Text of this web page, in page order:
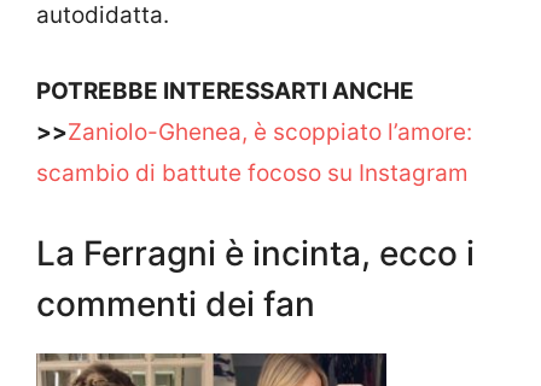
autodidatta.
POTREBBE INTERESSARTI ANCHE
>>Zaniolo-Ghenea, è scoppiato l’amore:
scambio di battute focoso su Instagram
La Ferragni è incinta, ecco i
commenti dei fan